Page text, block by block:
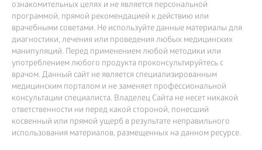
ознакомительных целях и не является персональной
программой, прямой рекомендацией к действию или
врачебными советами. Не используйте данные материалы для
диагностики, лечения или проведения любых медицинских
манипуляций. Перед применением любой методики или
употреблением любого продукта проконсультируйтесь с
врачом. Данный сайт не является специализированным
медицинским порталом и не заменяет профессиональной
консультации специалиста. Владелец Сайта не несет никакой
ответственности ни перед какой стороной, понесший
косвенный или прямой ущерб в результате неправильного
использования материалов, размещенных на данном ресурсе.